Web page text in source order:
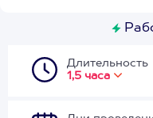
Длительность
1,5 часа